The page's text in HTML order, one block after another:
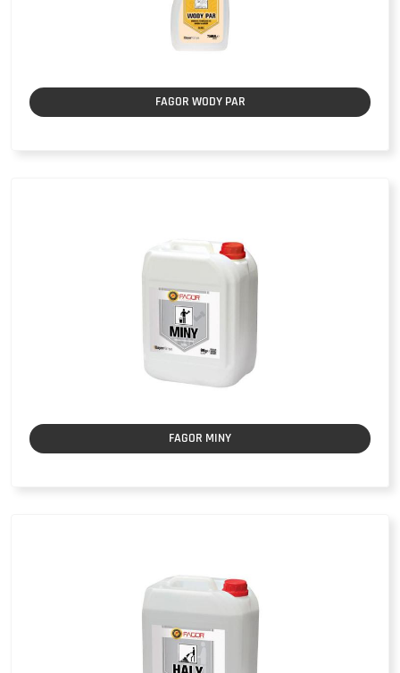
FAGOR WODY PAR
FAGOR MINY